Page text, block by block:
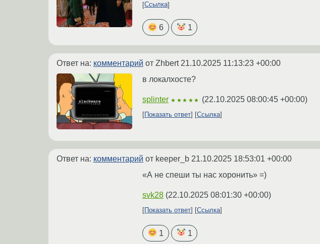
Ссылка
6 1
Ответ на: комментарий от Zhbert 21.10.2025 11:13:23 +00:00
в локалхосте?
splinter ★★★★★ (22.10.2025 08:00:45 +00:00)
Показать ответ Ссылка
Ответ на: комментарий от keeper_b 21.10.2025 18:53:01 +00:00
«А не спеши ты нас хоронить» =)
svk28 (22.10.2025 08:01:30 +00:00)
Показать ответ Ссылка
1 1